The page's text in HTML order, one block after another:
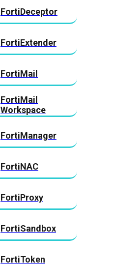
FortiDeceptor
FortiExtender
FortiMail
FortiMail
Workspace
FortiManager
FortiNAC
FortiProxy
FortiSandbox
FortiToken